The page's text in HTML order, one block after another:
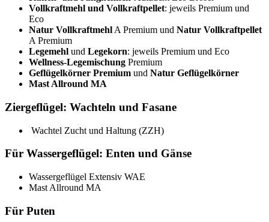
Vollkraftmehl und Vollkraftpellet: jeweils Premium und
Eco
Natur Vollkraftmehl A Premium und Natur Vollkraftpellet
A Premium
Legemehl und Legekorn: jeweils Premium und Eco
Wellness-Legemischung Premium
Geflügelkörner Premium und Natur Geflügelkörner
Mast Allround MA
Ziergeflügel: Wachteln und Fasane
Wachtel Zucht und Haltung (ZZH)
Für Wassergeflügel: Enten und Gänse
Wassergeflügel Extensiv WAE
Mast Allround MA
Für Puten